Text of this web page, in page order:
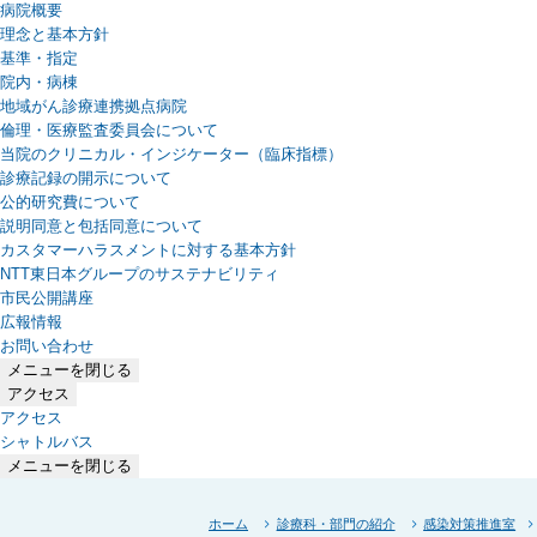
病院概要
理念と基本方針
基準・指定
院内・病棟
地域がん診療連携拠点病院
倫理・医療監査委員会について
当院のクリニカル・インジケーター（臨床指標）
診療記録の開示について
公的研究費について
説明同意と包括同意について
カスタマーハラスメントに対する基本方針
NTT東日本グループのサステナビリティ
（新しいタブで開きます）
市民公開講座
広報情報
お問い合わせ
メニューを閉じる
アクセス
アクセス
シャトルバス
メニューを閉じる
ホーム 診療科・部門の紹介 感染対策推進室